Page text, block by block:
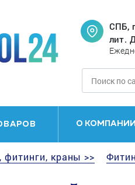
СПБ,
лит.
О КОМПАНИИ
фитинги, краны >>